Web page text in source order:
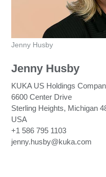
Jenny Husby
KUKA US Holdings
6600 Center Drive
Sterling Heights, Michigan
USA
+1 586 795 1103
jenny.husby@kuka.com
Jenny Husby